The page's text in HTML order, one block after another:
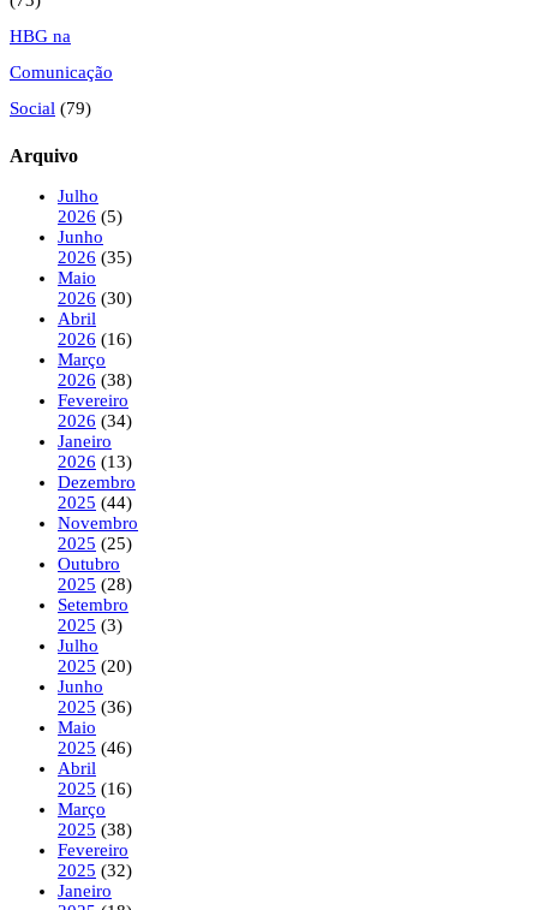
HBG na
Comunicação
Social (79)
Arquivo
Julho
2026 (5)
Junho
2026 (35)
Maio
2026 (30)
Abril
2026 (16)
Março
2026 (38)
Fevereiro
2026 (34)
Janeiro
2026 (13)
Dezembro
2025 (44)
Novembro
2025 (25)
Outubro
2025 (28)
Setembro
2025 (3)
Julho
2025 (20)
Junho
2025 (36)
Maio
2025 (46)
Abril
2025 (16)
Março
2025 (38)
Fevereiro
2025 (32)
Janeiro